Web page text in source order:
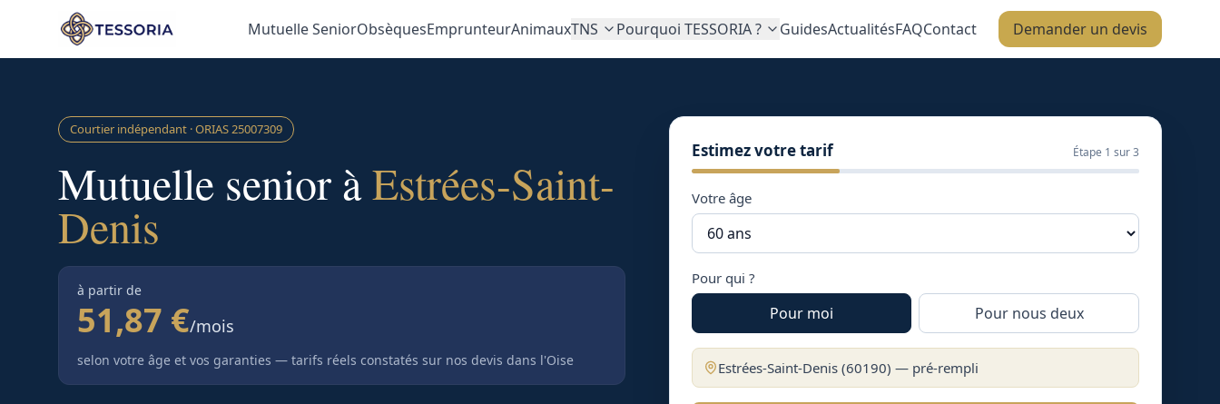
Aller au contenu principal
Mutuelle SeniorObsèquesEmprunteurAnimauxTNS Pourquoi TESSORIA ? GuidesActualitésFAQContact Demander un devis
Courtier indépendant · ORIAS25007309
Mutuelle senior àEstrées-Saint-
Denis
à partir de
51,87 €/mois
selon votre âge et vos garanties — tarifs réels constatés sur nos devis dans l'Oise
Estimez votre tarif Étape 1 sur 3
Votre âge
Pour qui ?
Pour moi Pour nous deux
Estrées-Saint-Denis(60190) — pré-rempli